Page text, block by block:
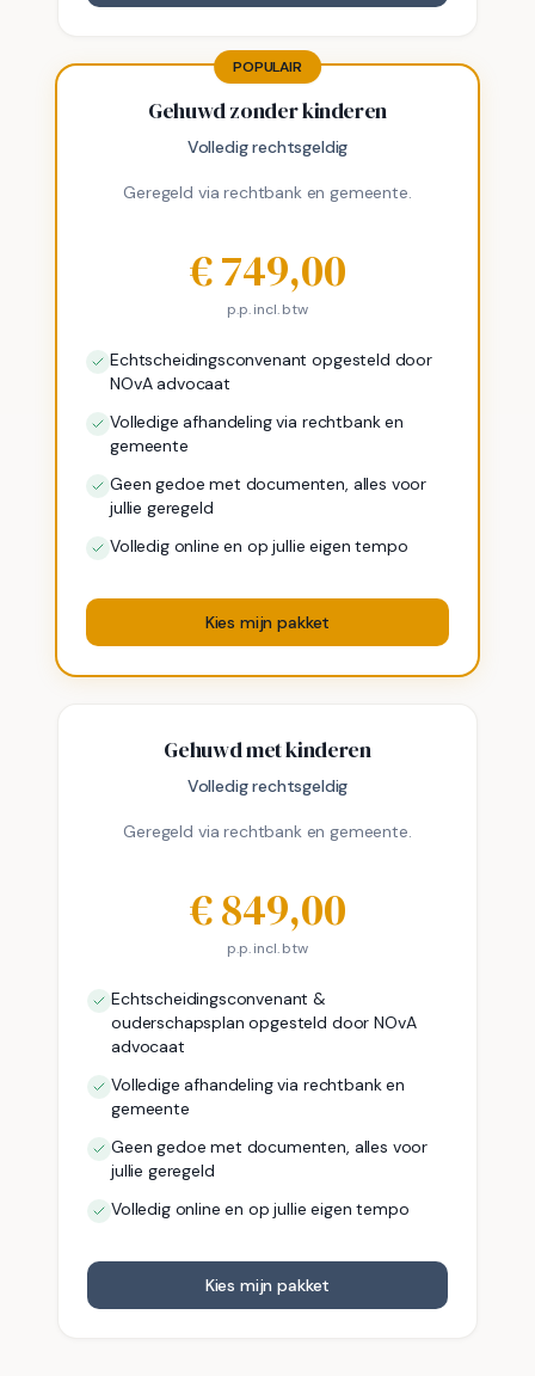
POPULAIR
Gehuwd zonder kinderen
Volledig rechtsgeldig
Geregeld via rechtbank en gemeente.
€749,00
p.p. incl. btw
Echtscheidingsconvenant opgesteld door
NOvA advocaat
Volledige afhandeling via rechtbank en
gemeente
Geen gedoe met documenten, alles voor
jullie geregeld
Volledig online en op jullie eigen tempo
Kies mijn pakket
Gehuwd met kinderen
Volledig rechtsgeldig
Geregeld via rechtbank en gemeente.
€849,00
p.p. incl. btw
Echtscheidingsconvenant &
ouderschapsplan opgesteld door NOvA
advocaat
Volledige afhandeling via rechtbank en
gemeente
Geen gedoe met documenten, alles voor
jullie geregeld
Volledig online en op jullie eigen tempo
Kies mijn pakket